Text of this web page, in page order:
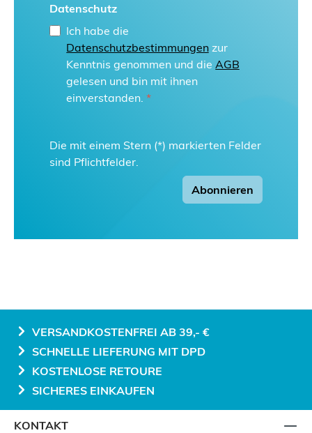
Datenschutz
Ich habe die
Datenschutzbestimmungen zur
Kenntnis genommen und die AGB
gelesen und bin mit ihnen
einverstanden. *
Die mit einem Stern (*) markierten Felder
sind Pflichtfelder.
Abonnieren
VERSANDKOSTENFREI AB 39,- €
SCHNELLE LIEFERUNG MIT DPD
KOSTENLOSE RETOURE
SICHERES EINKAUFEN
KONTAKT